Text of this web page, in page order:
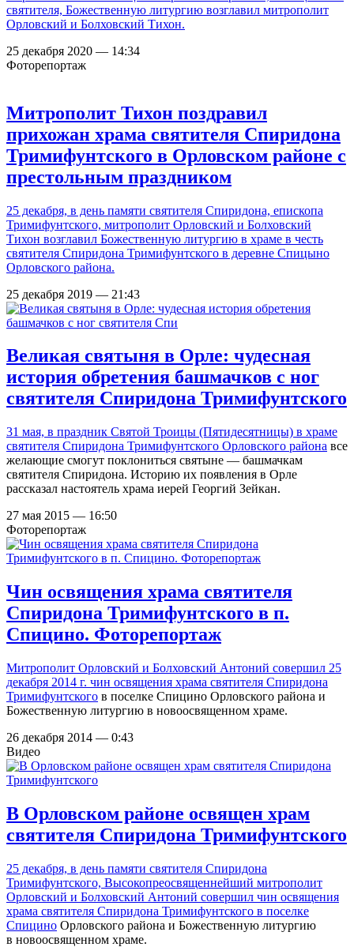
святителя, Божественную литургию возглавил митрополит
Орловский и Болховский Тихон.
25 декабря 2020 — 14:34
Фоторепортаж
Митрополит Тихон поздравил
прихожан храма святителя Спиридона
Тримифунтского в Орловском районе с
престольным праздником
25 декабря, в день памяти святителя Спиридона, епископа
Тримифунтского, митрополит Орловский и Болховский
Тихон возглавил Божественную литургию в храме в честь
святителя Спиридона Тримифунтского в деревне Спицыно
Орловского района.
25 декабря 2019 — 21:43
Великая святыня в Орле: чудесная
история обретения башмачков с ног
святителя Спиридона Тримифунтского
31 мая, в праздник Святой Троицы (Пятидесятницы) в храме
святителя Спиридона Тримифунтского Орловского района все
желающие смогут поклониться святыне — башмачкам
святителя Спиридона. Историю их появления в Орле
рассказал настоятель храма иерей Георгий Зейкан.
27 мая 2015 — 16:50
Фоторепортаж
Чин освящения храма святителя
Спиридона Тримифунтского в п.
Спицино. Фоторепортаж
Митрополит Орловский и Болховский Антоний совершил 25
декабря 2014 г. чин освящения храма святителя Спиридона
Тримифунтского в поселке Спицино Орловского района и
Божественную литургию в новоосвященном храме.
26 декабря 2014 — 0:43
Видео
В Орловском районе освящен храм
святителя Спиридона Тримифунтского
25 декабря, в день памяти святителя Спиридона
Тримифунтского, Высокопреосвященнейший митрополит
Орловский и Болховский Антоний совершил чин освящения
храма святителя Спиридона Тримифунтского в поселке
Спицино Орловского района и Божественную литургию
в новоосвященном храме.